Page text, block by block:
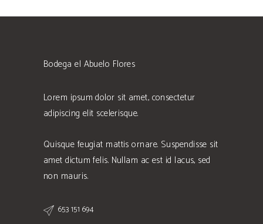
Bodega el Abuelo Flores
Lorem ipsum dolor sit amet, consectetur
adipiscing elit scelerisque.
Quisque feugiat mattis ornare. Suspendisse sit
amet dictum felis. Nullam ac est id lacus, sed
non mauris.
653 151 694